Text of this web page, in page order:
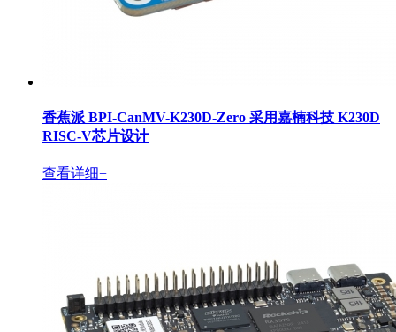
香蕉派 BPI-CanMV-K230D-Zero 采用嘉楠科技 K230D
RISC-V芯片设计
查看详细+